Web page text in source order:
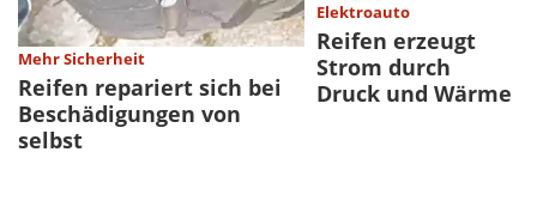
Mehr Sicherheit
Reifen repariert sich bei
Beschädigungen von
selbst
Elektroauto
Reifen erzeugt
Strom durch
Druck und Wärme